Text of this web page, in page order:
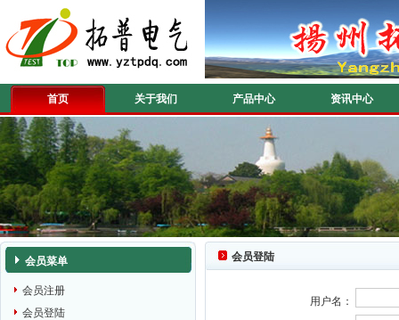
首页 关于我们 产品中心 资讯中心
会员菜单
会员注册
会员登陆
会员登陆
用户名：